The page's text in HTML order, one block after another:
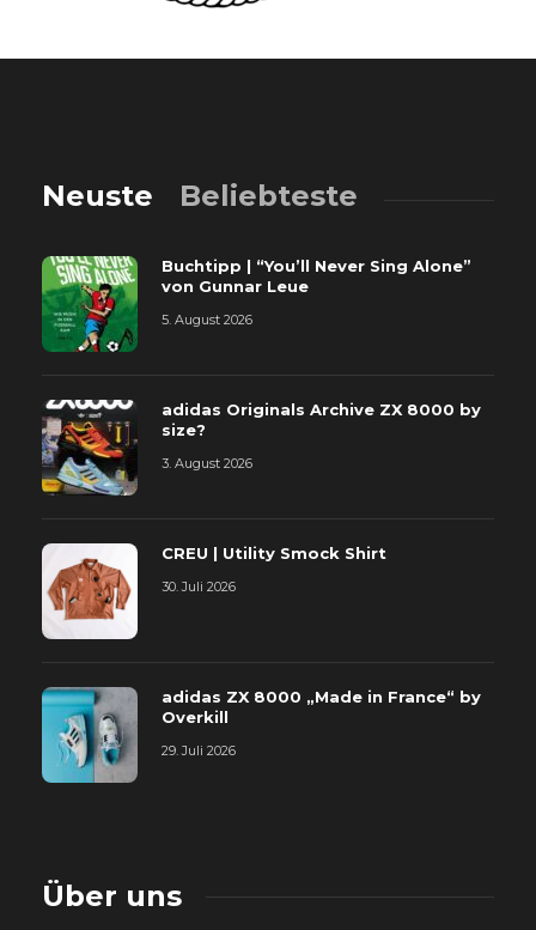
Neuste Beliebteste
Buchtipp | “You’ll Never Sing Alone”
von Gunnar Leue
5. August 2026
adidas Originals Archive ZX 8000 by
size?
3. August 2026
CREU | Utility Smock Shirt
30. Juli 2026
adidas ZX 8000 „Made in France“ by
Overkill
29. Juli 2026
Über uns